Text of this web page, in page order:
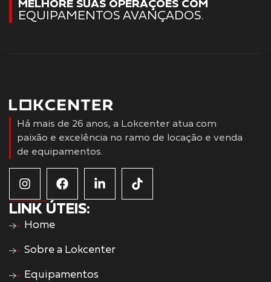
MELHORE SUAS OPERAÇÕES COM
EQUIPAMENTOS AVANÇADOS.
Há mais de 26 anos, a Lokcenter atua com
paixão e excelência no ramo de locação e venda
de equipamentos.
LINK ÚTEIS:
Home
Sobre a Lokcenter
Equipamentos